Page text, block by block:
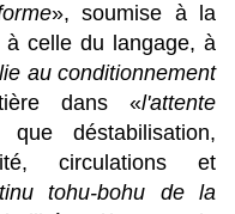
», soumise à la
à celle du langage, à
au conditionnement
dans «l'attente
déstabilisation,
circulations et
tohu-bohu de la